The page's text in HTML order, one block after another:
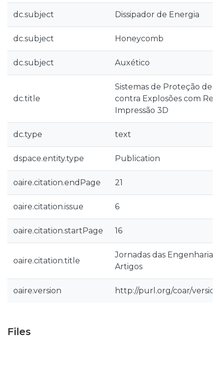
dc.subject Dissipador de Energia
dc.subject Honeycomb
dc.subject Auxético
dc.title
Sistemas de Proteção de
contra Explosões com
Impressão 3D
dc.type text
dspace.entity.type Publication
oaire.citation.endPage 21
oaire.citation.issue 6
oaire.citation.startPage 16
oaire.citation.title
Jornadas das Engenharias
Artigos
oaire.version http://purl.org/coar/
Files